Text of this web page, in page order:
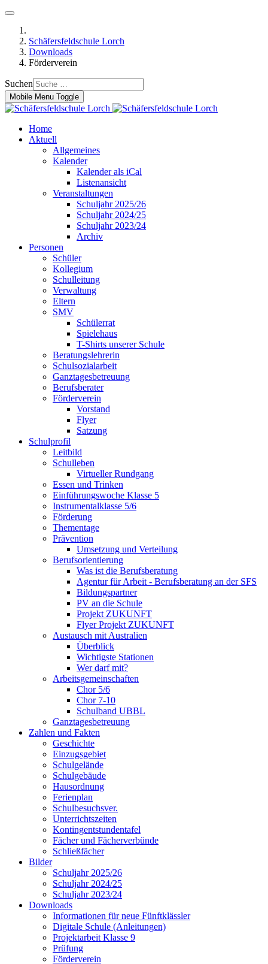
Schäfersfeldschule Lorch
Downloads
Förderverein
Suchen
Mobile Menu Toggle
Home
Aktuell
Allgemeines
Kalender
Kalender als iCal
Listenansicht
Veranstaltungen
Schuljahr 2025/26
Schuljahr 2024/25
Schuljahr 2023/24
Archiv
Personen
Schüler
Kollegium
Schulleitung
Verwaltung
Eltern
SMV
Schülerrat
Spielehaus
T-Shirts unserer Schule
Beratungslehrerin
Schulsozialarbeit
Ganztagesbetreuung
Berufsberater
Förderverein
Vorstand
Flyer
Satzung
Schulprofil
Leitbild
Schulleben
Virtueller Rundgang
Essen und Trinken
Einführungswoche Klasse 5
Instrumentalklasse 5/6
Förderung
Thementage
Prävention
Umsetzung und Verteilung
Berufsorientierung
Was ist die Berufsberatung
Agentur für Arbeit - Berufsberatung an der SFS
Bildungspartner
PV an die Schule
Projekt ZUKUNFT
Flyer Projekt ZUKUNFT
Austausch mit Australien
Überblick
Wichtigste Stationen
Wer darf mit?
Arbeitsgemeinschaften
Chor 5/6
Chor 7-10
Schulband UBBL
Ganztagesbetreuung
Zahlen und Fakten
Geschichte
Einzugsgebiet
Schulgelände
Schulgebäude
Hausordnung
Ferienplan
Schulbesuchsver.
Unterrichtszeiten
Kontingentstundentafel
Fächer und Fächerverbünde
Schließfächer
Bilder
Schuljahr 2025/26
Schuljahr 2024/25
Schuljahr 2023/24
Downloads
Informationen für neue Fünftklässler
Digitale Schule (Anleitungen)
Projektarbeit Klasse 9
Prüfung
Förderverein